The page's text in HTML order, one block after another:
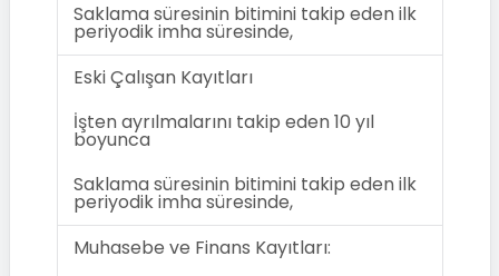
Saklama süresinin bitimini takip eden ilk
periyodik imha süresinde,
Eski Çalışan Kayıtları
İşten ayrılmalarını takip eden 10 yıl
boyunca
Saklama süresinin bitimini takip eden ilk
periyodik imha süresinde,
Muhasebe ve Finans Kayıtları: